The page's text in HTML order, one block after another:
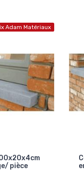
Adam Matériaux
pièce